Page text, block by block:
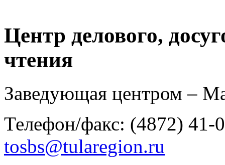
Центр делового,
чтения
Заведующая центром –
Телефон/факс: (4872) 41-
tosbs@tularegion.ru